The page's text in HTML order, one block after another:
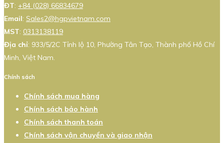
ĐT: +84 (028) 66834679
Email: Sales2@hgpvietnam.com
MST: 0313138119
Địa chỉ: 933/5/2C Tỉnh lộ 10, Phường Tân Tạo, Thành phố Hồ Chí
Minh, Việt Nam.
Chính sách
Chính sách mua hàng
Chính sách bảo hành
Chính sách thanh toán
Chính sách vận chuyển và giao nhận